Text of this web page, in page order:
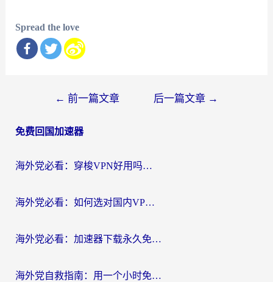
Spread the love
导
← 前一篇文章 后一篇文章 →
免费回国加速器
海外党必看：穿梭VPN好用吗？和云帆VPN对比哪个回国效果更好？附真实测评+避坑指南
海外党必看：如何选对国内VPN，实现无缝访问国内资源？
海外党必看：加速器下载永久免费版真的存在吗？教你无缝访问国内资源的正确姿势
海外党自救指南：用一个小时免费加速器，轻松打破国内资源访问壁垒？